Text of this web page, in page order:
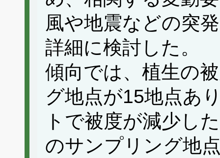
風や地震などの突
詳細に検討した。
傾向では、植生の
グ地点が15地点あ
トで被度が減少し
のサンプリング地